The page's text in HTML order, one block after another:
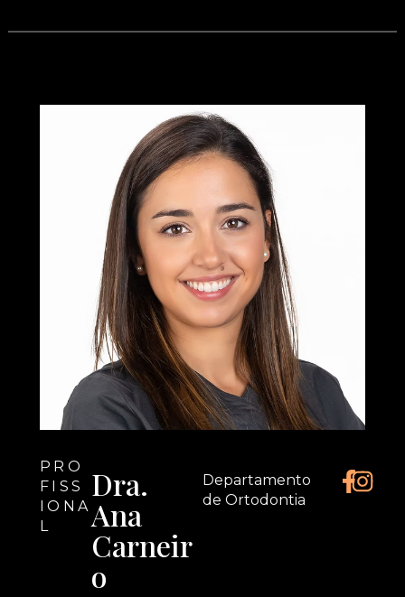
PRO
FISS
IONA
L
Dra.
Ana
Carneir
o
Departamento
de Ortodontia